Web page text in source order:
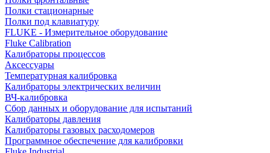
Полки стационарные
Полки под клавиатуру
FLUKE - Измерительное оборудование
Fluke Calibration
Калибраторы процессов
Аксессуары
Температурная калибровка
Калибраторы электрических величин
ВЧ-калибровка
Сбор данных и оборудование для испытаний
Калибраторы давления
Калибраторы газовых расходомеров
Программное обеспечение для калибровки